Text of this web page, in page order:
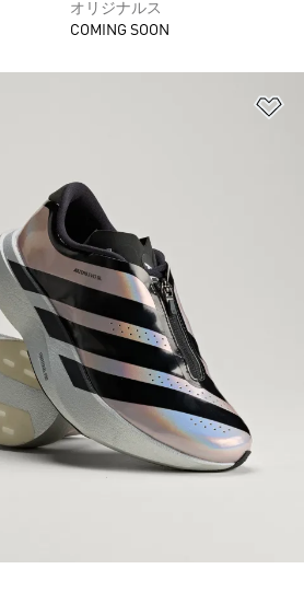
オリジナルス
COMING SOON